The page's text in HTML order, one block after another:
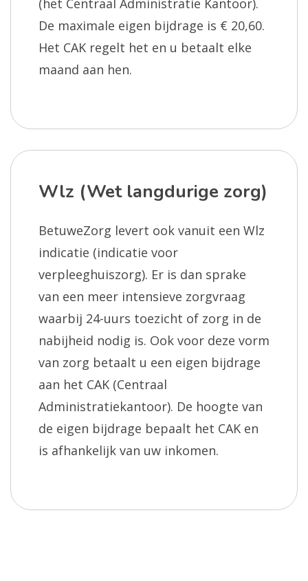
(het Centraal Administratie Kantoor).
De maximale eigen bijdrage is € 20,60.
Het CAK regelt het en u betaalt elke
maand aan hen.
Wlz (Wet langdurige zorg)
BetuweZorg levert ook vanuit een Wlz
indicatie (indicatie voor
verpleeghuiszorg). Er is dan sprake
van een meer intensieve zorgvraag
waarbij 24-uurs toezicht of zorg in de
nabijheid nodig is. Ook voor deze vorm
van zorg betaalt u een eigen bijdrage
aan het CAK (Centraal
Administratiekantoor). De hoogte van
de eigen bijdrage bepaalt het CAK en
is afhankelijk van uw inkomen.